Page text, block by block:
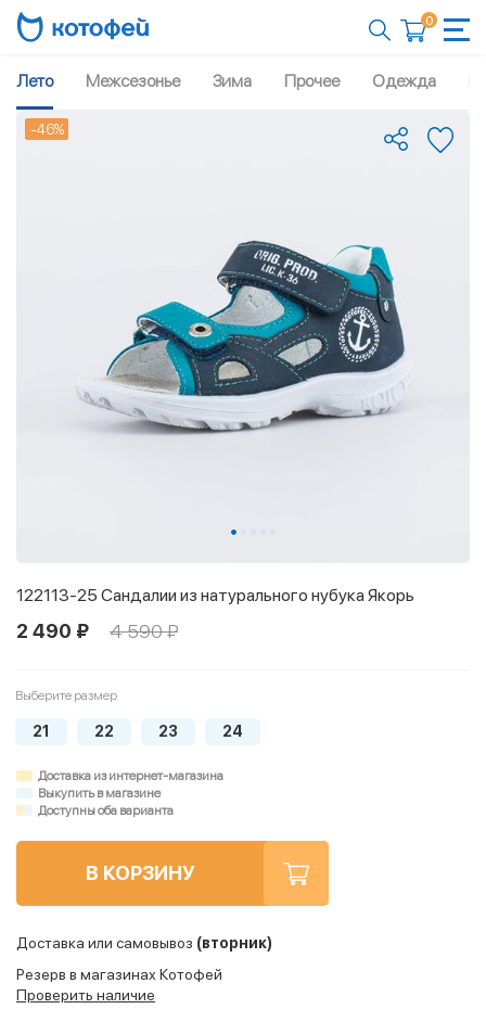
0
Лето Межсезонье Зима Прочее Одежда
-46%
122113-25 Сандалии из натурального нубука Якорь
2 490 ₽ 4 590 ₽
Выберите размер
21 22 23 24
Доставка из интернет-магазина
Выкупить в магазине
Доступны оба варианта
В КОРЗИНУ
Доставка или самовывоз (вторник)
Резерв в магазинах Котофей
Проверить наличие